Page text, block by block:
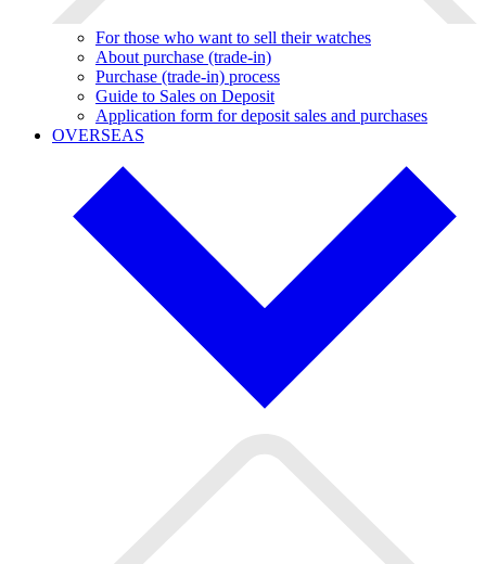
For those who want to sell their watches
About purchase (trade-in)
Purchase (trade-in) process
Guide to Sales on Deposit
Application form for deposit sales and purchases
OVERSEAS